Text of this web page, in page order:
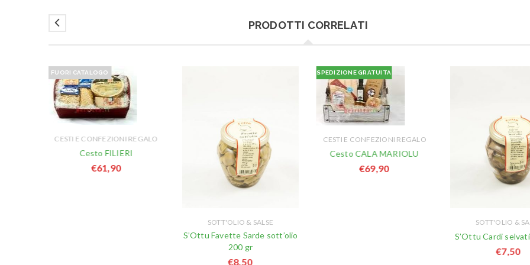
PRODOTTI CORRELATI
FUORI CATALOGO
CESTI E CONFEZIONI REGALO
Cesto FILIERI
€61,90
SOTT'OLIO & SALSE
S’Ottu Favette Sarde sott’olio
200 gr
€8,50
SPEDIZIONE GRATUITA
CESTI E CONFEZIONI REGALO
Cesto CALA MARIOLU
€69,90
SOTT'OLIO &
S’Ottu Cardi
€7,50